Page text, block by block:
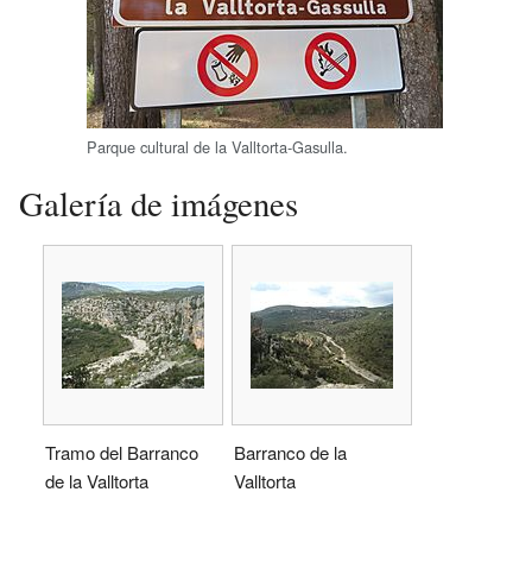
Parque cultural de la Valltorta-Gasulla.
Galería de imágenes
Tramo del Barranco
de la Valltorta
Barranco de la
Valltorta